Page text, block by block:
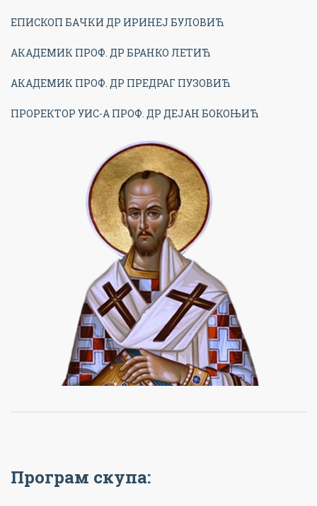
ЕПИСКОП БАЧКИ ДР ИРИНЕЈ БУЛОВИЋ
АКАДЕМИК ПРОФ. ДР БРАНКО ЛЕТИЋ
АКАДЕМИК ПРОФ. ДР ПРЕДРАГ ПУЗОВИЋ
ПРОРЕКТОР УИС-А ПРОФ. ДР ДЕЈАН БОКОЊИЋ
Програм скупа: